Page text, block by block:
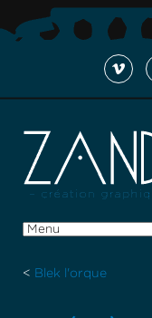
< Blek l'orque